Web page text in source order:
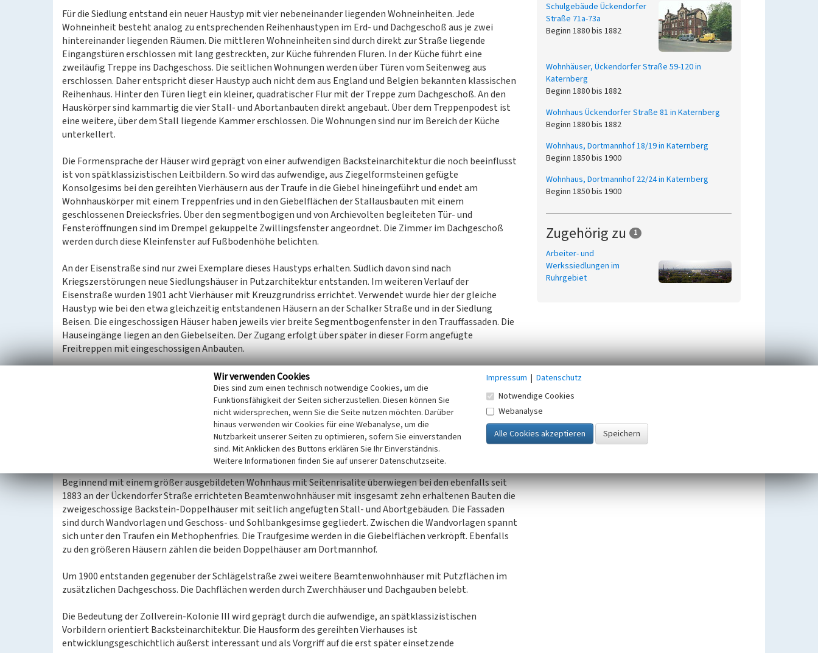
Für die Siedlung entstand ein neuer Haustyp mit vier nebeneinander liegenden Wohneinheiten. Jede
Wohneinheit besteht analog zu entsprechenden Reihenhaustypen im Erd- und Dachgeschoß aus je zwei
hintereinander liegenden Räumen. Die mittleren Wohneinheiten sind durch direkt zur Straße liegende
Eingangstüren erschlossen mit lang gestreckten, zur Küche führenden Fluren. In der Küche führt eine
zweiläufig Treppe ins Dachgeschoss. Die seitlichen Wohnungen werden über Türen vom Seitenweg aus
erschlossen. Daher entspricht dieser Haustyp auch nicht dem aus England und Belgien bekannten klassischen
Reihenhaus. Hinter den Türen liegt ein kleiner, quadratischer Flur mit der Treppe zum Dachgeschoß. An den
Hauskörper sind kammartig die vier Stall- und Abortanbauten direkt angebaut. Über dem Treppenpodest ist
eine weitere, über dem Stall liegende Kammer erschlossen. Die Wohnungen sind nur im Bereich der Küche
unterkellert.
Die Formensprache der Häuser wird geprägt von einer aufwendigen Backsteinarchitektur die noch beeinflusst
ist von spätklassizistischen Leitbildern. So wird das aufwendige, aus Ziegelformsteinen gefügte
Konsolgesims bei den gereihten Vierhäusern aus der Traufe in die Giebel hineingeführt und endet am
Wohnhauskörper mit einem Treppenfries und in den Giebelflächen der Stallausbauten mit einem
geschlossenen Dreiecksfries. Über den segmentbogigen und von Archievolten begleiteten Tür- und
Fensteröffnungen sind im Drempel gekuppelte Zwillingsfenster angeordnet. Die Zimmer im Dachgeschoß
werden durch diese Kleinfenster auf Fußbodenhöhe belichten.
An der Eisenstraße sind nur zwei Exemplare dieses Haustyps erhalten. Südlich davon sind nach
Kriegszerstörungen neue Siedlungshäuser in Putzarchitektur entstanden. Im weiteren Verlauf der
Eisenstraße wurden 1901 acht Vierhäuser mit Kreuzgrundriss errichtet. Verwendet wurde hier der gleiche
Haustyp wie bei den etwa gleichzeitig entstandenen Häusern an der Schalker Straße und in der Siedlung
Beisen. Die eingeschossigen Häuser haben jeweils vier breite Segmentbogenfenster in den Trauffassaden. Die
Hauseingänge liegen an den Giebelseiten. Der Zugang erfolgt über später in dieser Form angefügte
Freitreppen mit eingeschossigen Anbauten.
Die Häuser werden in den Fassaden variiert durch unterschiedlich angeordnete Putz- und Backsteinflächen.
Die Ziegelflächen reichen alternativ bis zu den Fenstersohlbänken, bis auf etwa halbe Höhe Fenster oder bis
zum Drempel. Über den Ziegelflächen sind die Wände verputzt. Gebäudeecken und Fenster sind durch
Laibungen aus Ziegelstein bzw. rustikaartige Wandvorlagen betont. Der Sockel ist halbsteinstark vorstehend
ausgebildet mit Kellerfenster in jeder Fensterachse. Das Dachgeschoss wird durch Fenster im Giebeldreieck
mit mittig angeordneten Rundfenstern belichtet. Die Grundrisse für die etwa 62 m2 großen Wohnungen
bestehen aus vier etwa gleich großen Räumen.
Beginnend mit einem größer ausgebildeten Wohnhaus mit Seitenrisalite überwiegen bei den ebenfalls seit
1883 an der Ückendorfer Straße errichteten Beamtenwohnhäuser mit insgesamt zehn erhaltenen Bauten die
zweigeschossige Backstein-Doppelhäuser mit seitlich angefügten Stall- und Abortgebäuden. Die Fassaden
sind durch Wandvorlagen und Geschoss- und Sohlbankgesimse gegliedert. Zwischen die Wandvorlagen spannt
sich unter den Traufen ein Methophenfries. Die Traufgesime werden in die Giebelflächen verkröpft. Ebenfalls
zu den größeren Häusern zählen die beiden Doppelhäuser am Dortmannhof.
Um 1900 entstanden gegenüber der Schlägelstraße zwei weitere Beamtenwohnhäuser mit Putzflächen im
zusätzlichen Dachgeschoss. Die Dachflächen werden durch Zwerchhäuser und Dachgauben belebt.
Die Bedeutung der Zollverein-Kolonie III wird geprägt durch die aufwendige, an spätklassizistischen
Vorbildern orientiert Backsteinarchitektur. Die Hausform des gereihten Vierhauses ist
entwicklungsgeschichtlich äußerst interessant und als Vorgriff auf die erst später einsetzende
Schulgebäude Ückendorfer
Straße 71a-73a
Beginn 1880 bis 1882
Wohnhäuser, Ückendorfer Straße 59-120 in
Katernberg
Beginn 1880 bis 1882
Wohnhaus Ückendorfer Straße 81 in Katernberg
Beginn 1880 bis 1882
Wohnhaus, Dortmannhof 18/19 in Katernberg
Beginn 1850 bis 1900
Wohnhaus, Dortmannhof 22/24 in Katernberg
Beginn 1850 bis 1900
Zugehörig zu 1
Arbeiter- und
Werkssiedlungen im
Ruhrgebiet
Wir verwenden Cookies
Dies sind zum einen technisch notwendige Cookies, um die
Funktionsfähigkeit der Seiten sicherzustellen. Diesen können Sie
nicht widersprechen, wenn Sie die Seite nutzen möchten. Darüber
hinaus verwenden wir Cookies für eine Webanalyse, um die
Nutzbarkeit unserer Seiten zu optimieren, sofern Sie einverstanden
sind. Mit Anklicken des Buttons erklären Sie Ihr Einverständnis.
Weitere Informationen finden Sie auf unserer Datenschutzseite.
Impressum | Datenschutz
Notwendige Cookies
Webanalyse